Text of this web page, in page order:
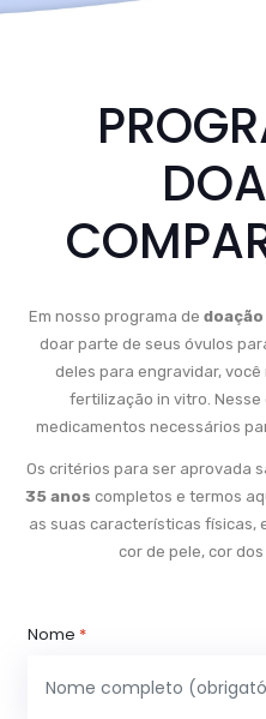
Em nosso programa de
doar parte de seus óvulos
deles para engravidar,
fertilização in vitro.
medicamentos necessários
Os critérios para ser aprovada
35 anos completos e termos
as suas características físicas,
cor de pele, cor
Nome *